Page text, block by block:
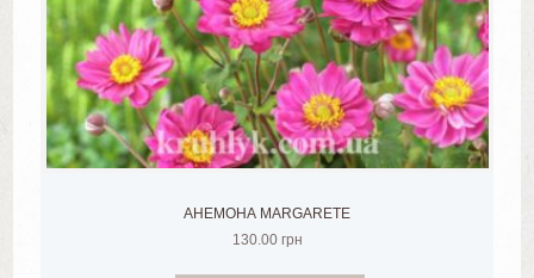
АНЕМОНА MARGARETE
130.00 грн